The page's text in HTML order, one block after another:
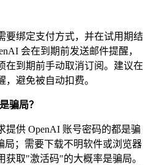
要绑定支付方式，并在试用期结
会在到期前发送邮件提醒，
在到期前手动取消订阅。建议在
避免被自动扣费。
骗局？
提供 OpenAI 账号密码的都是骗
；需要下载不明软件或浏览器
取"激活码"的大概率是骗局。